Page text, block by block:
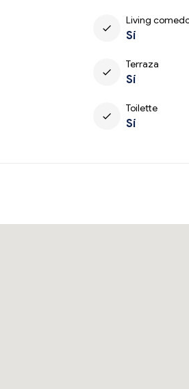
check
Living
Sí
check
Terraza
Sí
check
Toilette
Sí